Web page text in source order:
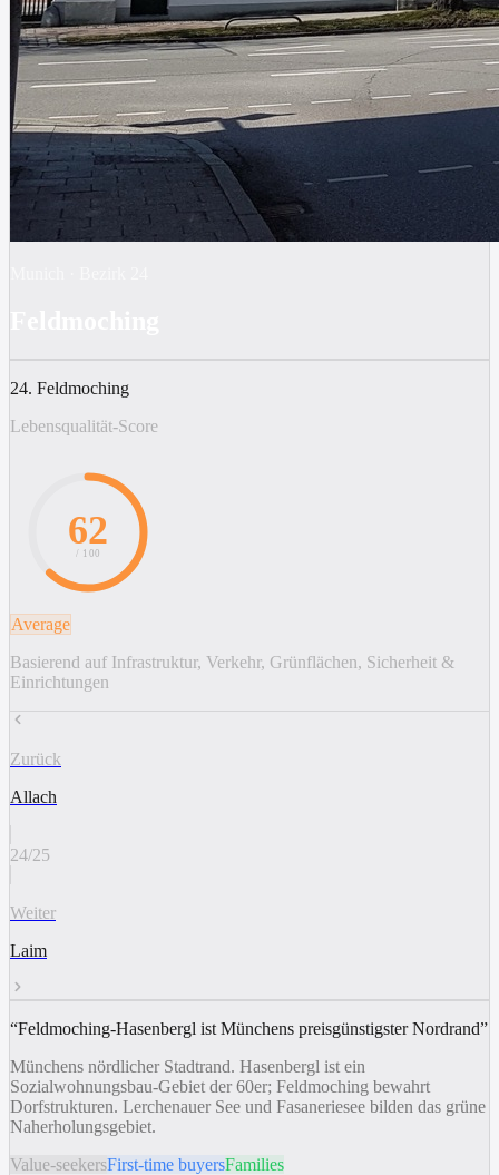
24. Feldmoching
Lebensqualität-Score
62
/ 100
Average
Basierend auf Infrastruktur, Verkehr, Grünflächen, Sicherheit &
Einrichtungen
Zurück
Allach
24/25
Weiter
Laim
“Feldmoching-Hasenbergl ist Münchens preisgünstigster Nordrand”
Münchens nördlicher Stadtrand. Hasenbergl ist ein
Sozialwohnungsbau-Gebiet der 60er; Feldmoching bewahrt
Dorfstrukturen. Lerchenauer See und Fasaneriesee bilden das grüne
Naherholungsgebiet.
Value-seekersFirst-time buyersFamilies